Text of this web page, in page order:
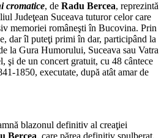
cromatice, de Radu Bercea, reprezintă
Judeţean Suceava tuturor celor care
memoriei româneşti în Bucovina. Prin
dar îl puteţi primi în dar, participând la
la Gura Humorului, Suceava sau Vatra
şi de un concert gratuit, cu 48 cântece
1850, executate, după atât amar de
blazonul definitiv al creaţiei